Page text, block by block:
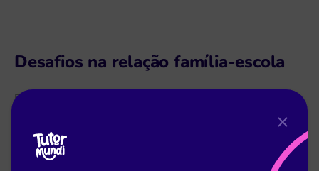
Desafios na relação família-escola
Embora seja muito benéfica, a relação família e
implementação.